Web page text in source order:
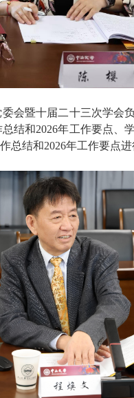
会暨十届二十三次学会
结和2026年工作要点、
总结和2026年工作要点进